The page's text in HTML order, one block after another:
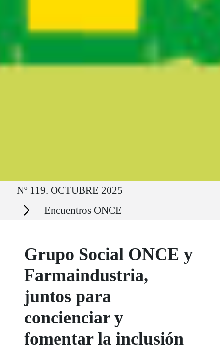
Ruta del sitio
Nº 119. OCTUBRE 2025
Secciones Encuentros ONCE
Grupo Social ONCE y
Farmaindustria,
juntos para
concienciar y
fomentar la inclusión